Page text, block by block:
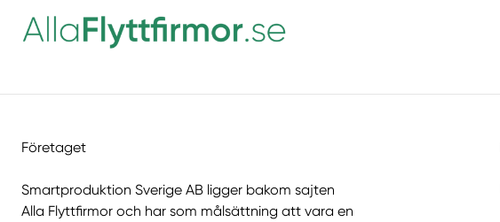
Företaget
Smartproduktion Sverige AB ligger bakom sajten
Alla Flyttfirmor och har som målsättning att vara en